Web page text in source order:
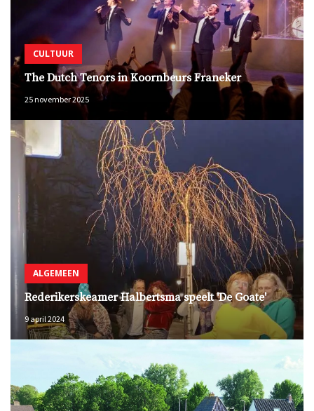
CULTUUR
The Dutch Tenors in Koornbeurs Franeker
25 november 2025
ALGEMEEN
Rederikerskeamer Halbertsma speelt 'De Goate'
9 april 2024